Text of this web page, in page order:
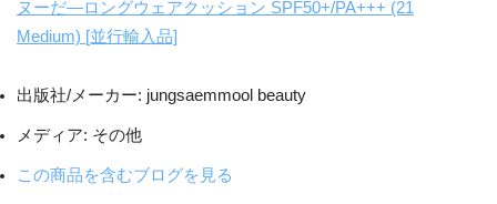
ヌーだ―ロングウェアクッション SPF50+/PA+++ (21
Medium) [並行輸入品]
出版社/メーカー: jungsaemmool beauty
メディア: その他
この商品を含むブログを見る